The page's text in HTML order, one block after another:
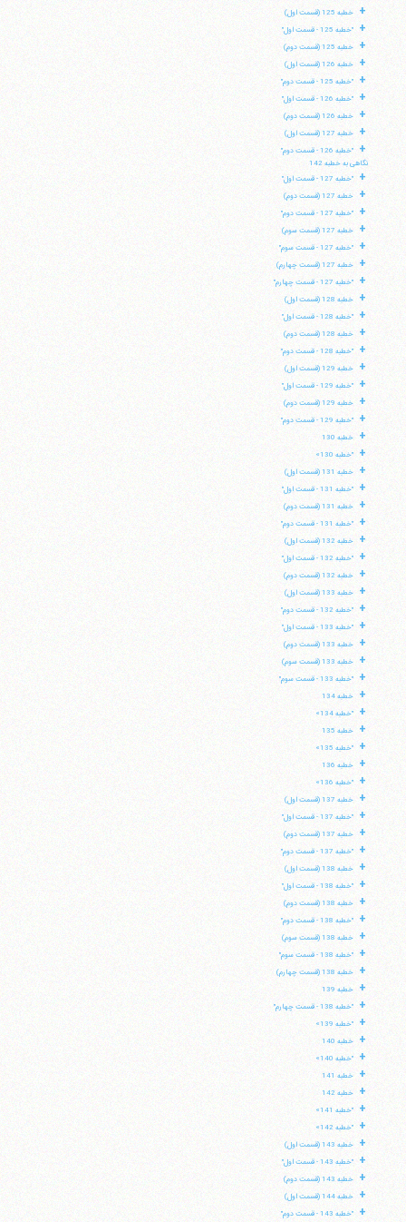
+ خطبه 125 (قسمت اول)
+ "خطبه 125 - قسمت اول"
+ خطبه 125 (قسمت دوم)
+ خطبه 126 (قسمت اول)
+ "خطبه 125 - قسمت دوم"
+ "خطبه 126 - قسمت اول"
+ خطبه 126 (قسمت دوم)
+ خطبه 127 (قسمت اول)
+
"خطبه 126 - قسمت دوم"
نگاهی به خطبه 142
+ "خطبه 127 - قسمت اول"
+ خطبه 127 (قسمت دوم)
+ "خطبه 127 - قسمت دوم"
+ خطبه 127 (قسمت سوم)
+ "خطبه 127 - قسمت سوم"
+ خطبه 127 (قسمت چهارم)
+ "خطبه 127 - قسمت چهارم"
+ خطبه 128 (قسمت اول)
+ "خطبه 128 - قسمت اول"
+ خطبه 128 (قسمت دوم)
+ "خطبه 128 - قسمت دوم"
+ خطبه 129 (قسمت اول)
+ "خطبه 129 - قسمت اول"
+ خطبه 129 (قسمت دوم)
+ "خطبه 129 - قسمت دوم"
+ خطبه 130
+ "خطبه 130»
+ خطبه 131 (قسمت اول)
+ "خطبه 131 - قسمت اول"
+ خطبه 131 (قسمت دوم)
+ "خطبه 131 - قسمت دوم"
+ خطبه 132 (قسمت اول)
+ "خطبه 132 - قسمت اول"
+ خطبه 132 (قسمت دوم)
+ خطبه 133 (قسمت اول)
+ "خطبه 132 - قسمت دوم"
+ "خطبه 133 - قسمت اول"
+ خطبه 133 (قسمت دوم)
+ خطبه 133 (قسمت سوم)
+ "خطبه 133 - قسمت سوم"
+ خطبه 134
+ "خطبه 134»
+ خطبه 135
+ "خطبه 135»
+ خطبه 136
+ "خطبه 136»
+ خطبه 137 (قسمت اول)
+ "خطبه 137 - قسمت اول"
+ خطبه 137 (قسمت دوم)
+ "خطبه 137 - قسمت دوم"
+ خطبه 138 (قسمت اول)
+ "خطبه 138 - قسمت اول"
+ خطبه 138 (قسمت دوم)
+ "خطبه 138 - قسمت دوم"
+ خطبه 138 (قسمت سوم)
+ "خطبه 138 - قسمت سوم"
+ خطبه 138 (قسمت چهارم)
+ خطبه 139
+ "خطبه 138 - قسمت چهارم"
+ "خطبه 139»
+ خطبه 140
+ "خطبه 140»
+ خطبه 141
+ خطبه 142
+ "خطبه 141»
+ "خطبه 142»
+ خطبه 143 (قسمت اول)
+ "خطبه 143 - قسمت اول"
+ خطبه 143 (قسمت دوم)
+ خطبه 144 (قسمت اول)
+ "خطبه 143 - قسمت دوم"